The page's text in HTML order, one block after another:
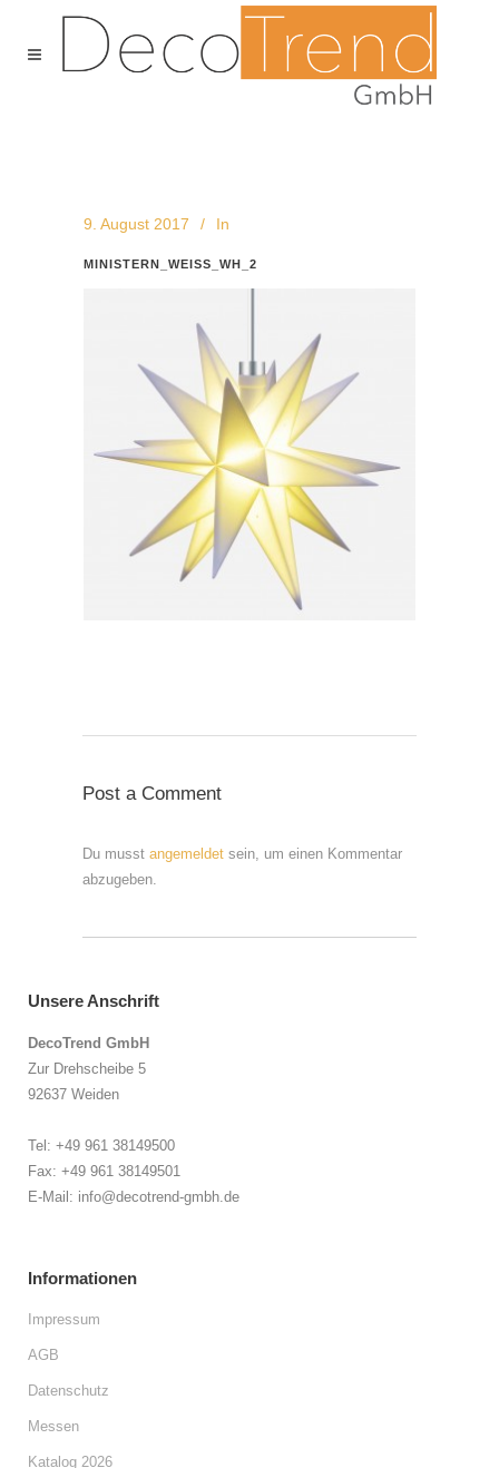
9. August 2017 In
MINISTERN_WEISS_WH_2
Post a Comment
Du musst angemeldet sein, um einen Kommentar
abzugeben.
Unsere Anschrift
DecoTrend GmbH
Zur Drehscheibe 5
92637 Weiden
Tel: +49 961 38149500
Fax: +49 961 38149501
E-Mail: info@decotrend-gmbh.de
Informationen
Impressum
AGB
Datenschutz
Messen
Katalog 2026